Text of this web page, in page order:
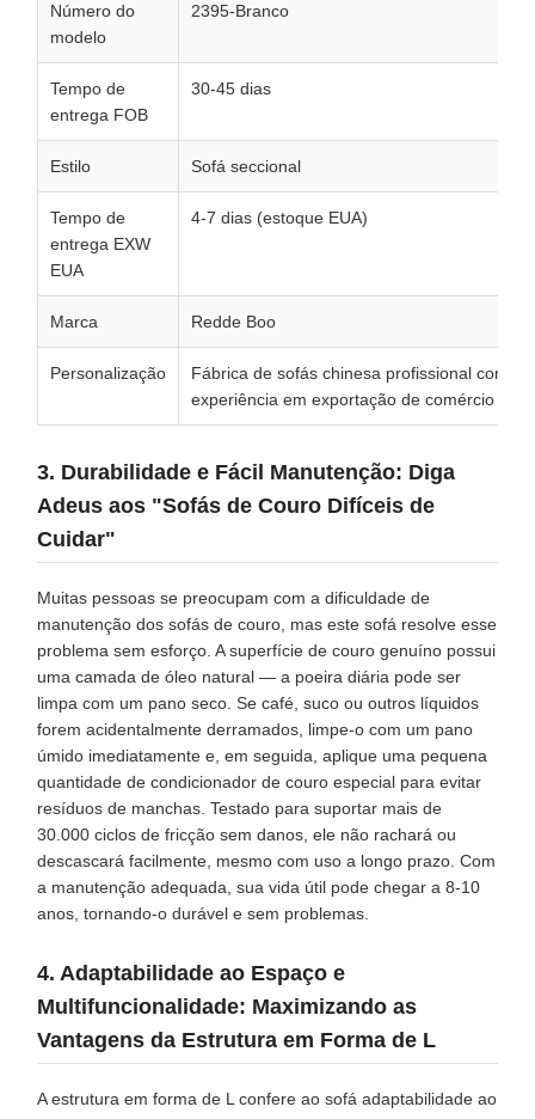
Número do
modelo
2395-Branco
Tempo de
entrega FOB
30-45 dias
Estilo Sofá seccional
Tempo de
entrega EXW
EUA
4-7 dias (estoque EUA)
Marca Redde Boo
Personalização
Fábrica de sofás chinesa profissional com
experiência em exportação de comércio
3. Durabilidade e Fácil Manutenção: Diga
Adeus aos "Sofás de Couro Difíceis de
Cuidar"
Muitas pessoas se preocupam com a dificuldade de
manutenção dos sofás de couro, mas este sofá resolve esse
problema sem esforço. A superfície de couro genuíno possui
uma camada de óleo natural — a poeira diária pode ser
limpa com um pano seco. Se café, suco ou outros líquidos
forem acidentalmente derramados, limpe-o com um pano
úmido imediatamente e, em seguida, aplique uma pequena
quantidade de condicionador de couro especial para evitar
resíduos de manchas. Testado para suportar mais de
30.000 ciclos de fricção sem danos, ele não rachará ou
descascará facilmente, mesmo com uso a longo prazo. Com
a manutenção adequada, sua vida útil pode chegar a 8-10
anos, tornando-o durável e sem problemas.
4. Adaptabilidade ao Espaço e
Multifuncionalidade: Maximizando as
Vantagens da Estrutura em Forma de L
A estrutura em forma de L confere ao sofá adaptabilidade ao